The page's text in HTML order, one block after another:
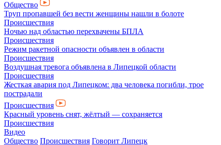
Общество
Труп пропавшей без вести женщины нашли в болоте
Происшествия
Ночью над областью перехвачены БПЛА
Происшествия
Режим ракетной опасности объявлен в области
Происшествия
Воздушная тревога объявлена в Липецкой области
Происшествия
Жесткая авария под Липецком: два человека погибли, трое
пострадали
Происшествия
Красный уровень снят, жёлтый — сохраняется
Происшествия
Видео
Общество Происшествия Говорит Липецк